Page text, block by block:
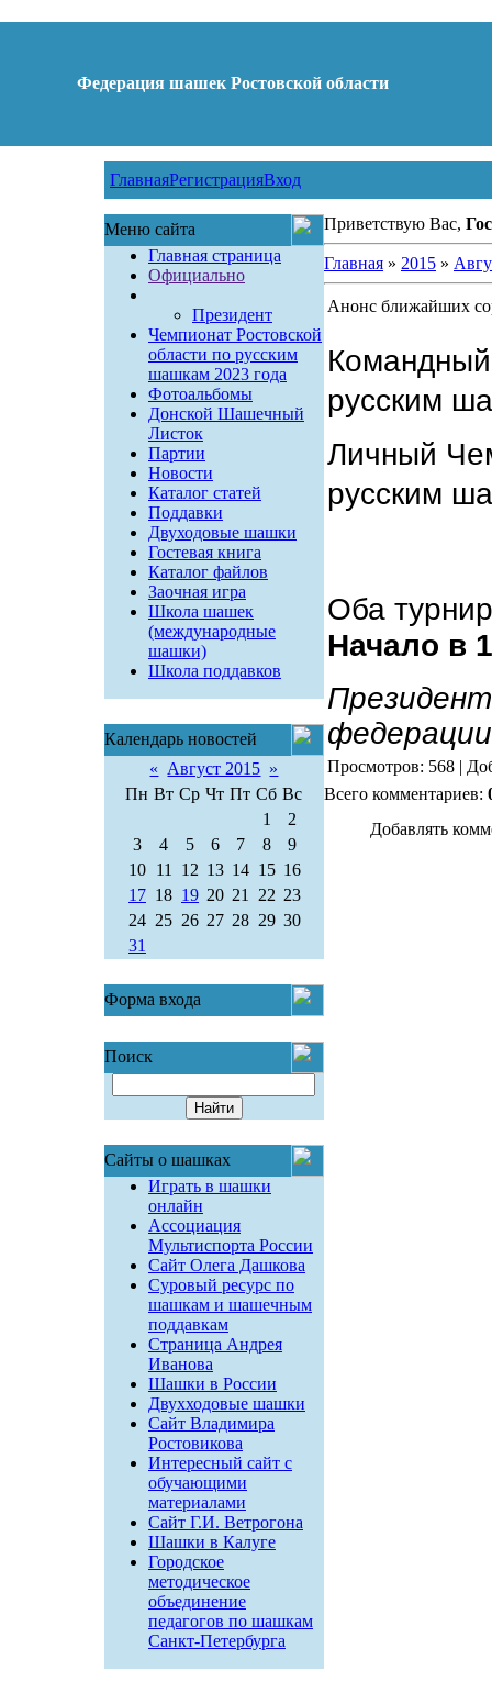
Федерация шашек Ростовской области
ГлавнаяРегистрацияВход
Меню сайта
Главная страница
Официально
Президент
Чемпионат Ростовской
области по русским
шашкам 2023 года
Фотоальбомы
Донской Шашечный
Листок
Партии
Новости
Каталог статей
Поддавки
Двуходовые шашки
Гостевая книга
Каталог файлов
Заочная игра
Школа шашек
(международные
шашки)
Школа поддавков
Календарь новостей
« Август 2015 »
Пн Вт Ср Чт Пт Сб Вс
1
2
3
4 5 6 7 8
9
10 11 12 13 14 15 16
17 18 19 20 21 22 23
24 25 26 27 28 29 30
31
Форма входа
Поиск
Сайты о шашках
Играть в шашки
онлайн
Ассоциация
Мультиспорта России
Сайт Олега Дашкова
Суровый ресурс по
шашкам и шашечным
поддавкам
Страница Андрея
Иванова
Шашки в России
Двухходовые шашки
Сайт Владимира
Ростовикова
Интересный сайт с
обучающими
материалами
Сайт Г.И. Ветрогона
Шашки в Калуге
Городское
методическое
объединение
педагогов по шашкам
Санкт-Петербурга
Приветствую Вас,
Главная» 2015 »
Анонс ближайших
русским
Личный
русским
Оба
Начало в
Просмотров: 568 |
Всего комментариев:
Добавлять